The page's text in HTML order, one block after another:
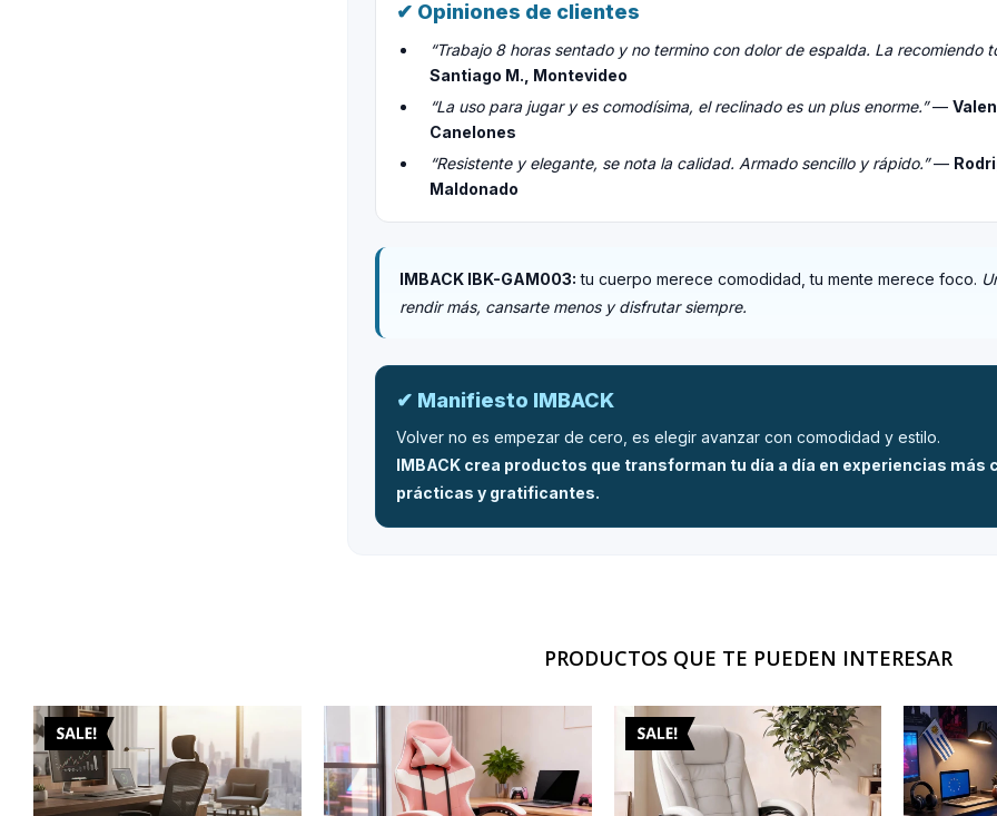
✔ Opiniones de clientes
“Trabajo 8 horas sentado y no termino con dolor de espalda. La recomiendo
Santiago M., Montevideo
“La uso para jugar y es comodísima, el reclinado es un plus enorme.”—
Canelones
“Resistente y elegante, se nota la calidad. Armado sencillo y rápido.”—
Maldonado
IMBACK IBK-GAM003: tu cuerpo merece comodidad, tu mente merece foco.
rendir más, cansarte menos y disfrutar siempre.
✔ Manifiesto IMBACK
Volver no es empezar de cero, es elegir avanzar con comodidad y estilo.
IMBACK crea productos que transforman tu día a día en experiencias más
prácticas y gratificantes.
PRODUCTOS QUE TE PUEDEN INTERESAR